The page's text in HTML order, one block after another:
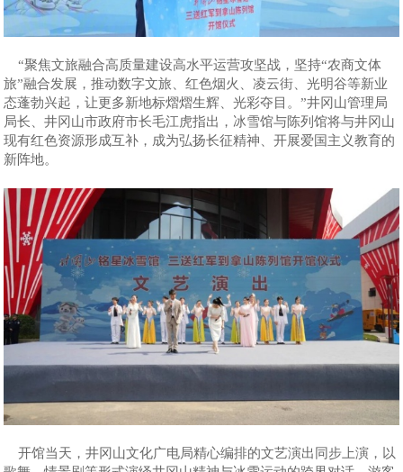
“聚焦文旅融合高质量建设高水平运营攻坚战，坚持“农商文体
旅”融合发展，推动数字文旅、红色烟火、凌云街、光明谷等新业
态蓬勃兴起，让更多新地标熠熠生辉、光彩夺目。”井冈山管理局
局长、井冈山市政府市长毛江虎指出，冰雪馆与陈列馆将与井冈山
现有红色资源形成互补，成为弘扬长征精神、开展爱国主义教育的
新阵地。
开馆当天，井冈山文化广电局精心编排的文艺演出同步上演，以